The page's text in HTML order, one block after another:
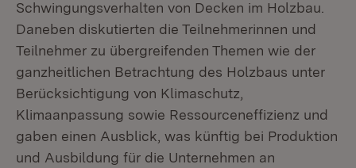
Schwingungsverhalten von Decken im Holzbau.
Daneben diskutierten die Teilnehmerinnen und
Teilnehmer zu übergreifenden Themen wie der
ganzheitlichen Betrachtung des Holzbaus unter
Berücksichtigung von Klimaschutz,
Klimaanpassung sowie Ressourceneffizienz und
gaben einen Ausblick, was künftig bei Produktion
und Ausbildung für die Unternehmen an